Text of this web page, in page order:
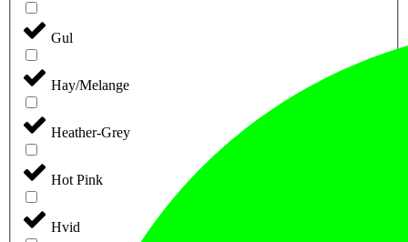
Gul
Hay/Melange
Heather-Grey
Hot Pink
Hvid